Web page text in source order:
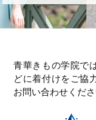
青華きもの学院で
どに着付けをご協
お問い合わせくださ